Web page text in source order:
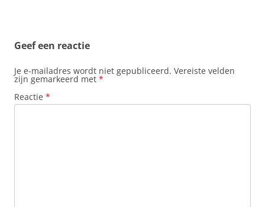
Geef een reactie
Je e-mailadres wordt niet gepubliceerd. Vereiste velden
zijn gemarkeerd met *
Reactie *